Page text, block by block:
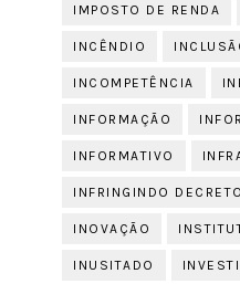
IMPOSTO DE RENDA
INCÊNDIO
INCOMPETÊNCIA
INFORMAÇÃO
INFORMATIVO
INFRINGINDO
INOVAÇÃO
INUSITADO